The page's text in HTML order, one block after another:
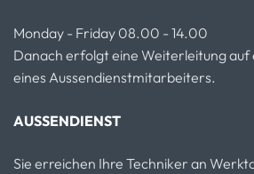
Monday - Friday 08.00 - 14.00
Danach erfolgt eine Weiterleitung auf
eines Aussendienstmitarbeiters.
AUSSENDIENST
Sie erreichen Ihre Techniker an